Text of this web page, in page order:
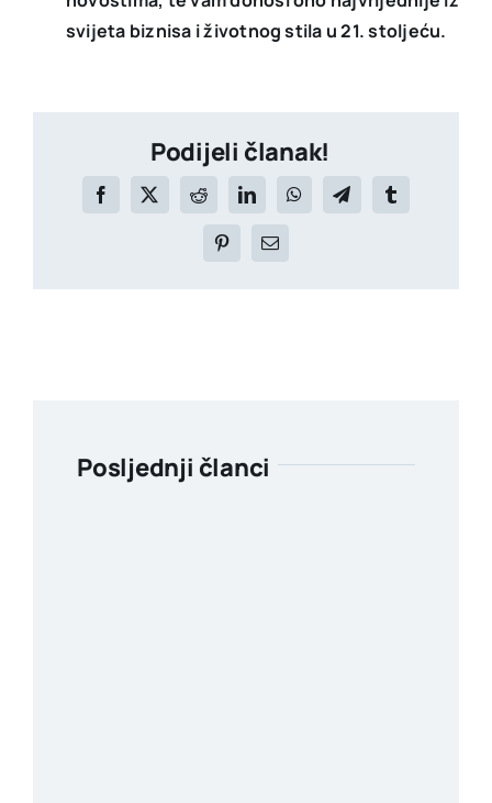
svijeta biznisa i životnog stila u 21. stoljeću.
Podijeli članak!
Posljednji članci